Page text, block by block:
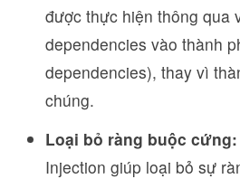
được thực hiện thông qua
dependencies vào thành
dependencies), thay vì
chúng.
Loại bỏ ràng buộc cứng:
Injection giúp loại bỏ sự